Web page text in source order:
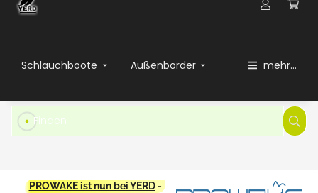
Schlauchboote Außenborder mehr...
PROWAKE ist nun bei YERD-